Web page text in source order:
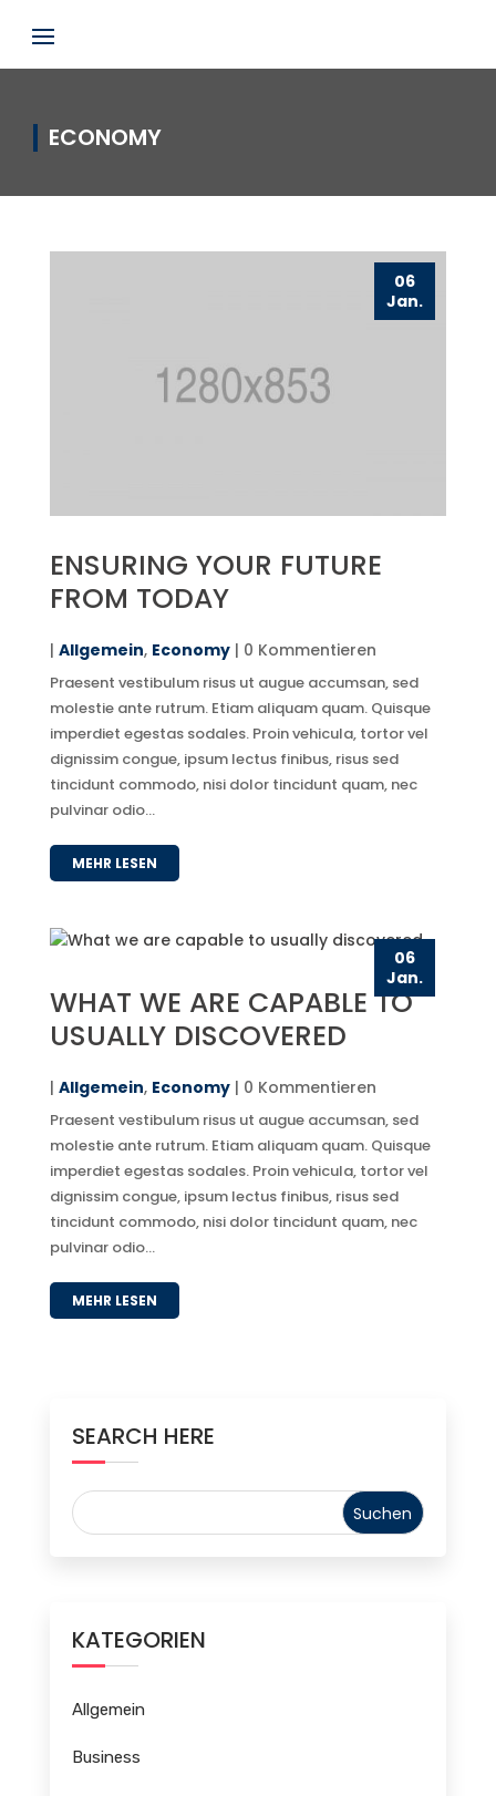
ECONOMY
ENSURING YOUR FUTURE
FROM TODAY
06
Jan.
| Allgemein, Economy| 0 Kommentieren
Praesent vestibulum risus ut augue accumsan, sed
molestie ante rutrum. Etiam aliquam quam. Quisque
imperdiet egestas sodales. Proin vehicula, tortor vel
dignissim congue, ipsum lectus finibus, risus sed
tincidunt commodo, nisi dolor tincidunt quam, nec
pulvinar odio...
MEHR LESEN
WHAT WE ARE CAPABLE TO
USUALLY DISCOVERED
06
Jan.
| Allgemein, Economy| 0 Kommentieren
Praesent vestibulum risus ut augue accumsan, sed
molestie ante rutrum. Etiam aliquam quam. Quisque
imperdiet egestas sodales. Proin vehicula, tortor vel
dignissim congue, ipsum lectus finibus, risus sed
tincidunt commodo, nisi dolor tincidunt quam, nec
pulvinar odio...
MEHR LESEN
SEARCH HERE
KATEGORIEN
Allgemein
Business